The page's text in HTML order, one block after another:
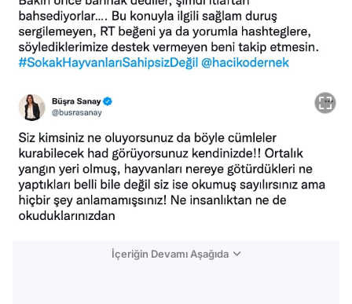
İçeriğin Devamı Aşağıda